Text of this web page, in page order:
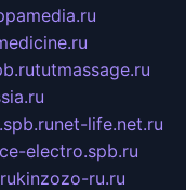
tutmassage.ru
net-life.net.ru
electro.spb.ru
kinzozo-ru.ru